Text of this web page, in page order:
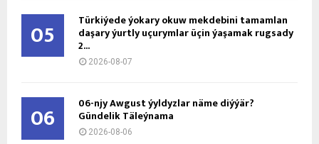
05 Türkiýede ýokary okuw mekdebini tamamlan
daşary ýurtly uçurymlar üçin ýaşamak rugsady
2...
2026-08-07
06 06-njy Awgust ýyldyzlar näme diýýär?
Gündelik Täleýnama
2026-08-06